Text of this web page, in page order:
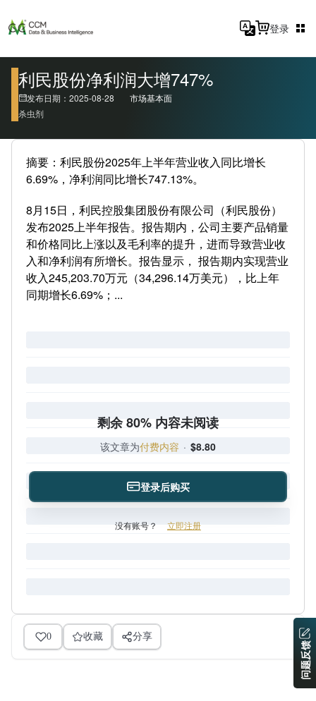
登录
利民股份净利润大增747%
发布日期：2025-08-28
市场基本面
杀虫剂
摘要：利民股份2025年上半年营业收入同比增长
6.69%，净利润同比增长747.13%。
8月15日，利民控股集团股份有限公司（利民股份）
发布2025上半年报告。报告期内，公司主要产品销量
和价格同比上涨以及毛利率的提升，进而导致营业收
入和净利润有所增长。报告显示， 报告期内实现营业
收入245,203.70万元（34,296.14万美元），比上年
同期增长6.69%；...
剩余 80% 内容未阅读
该文章为付费内容 · $8.80
登录后购买
没有账号？ 立即注册
0 收藏 分享
问题反馈